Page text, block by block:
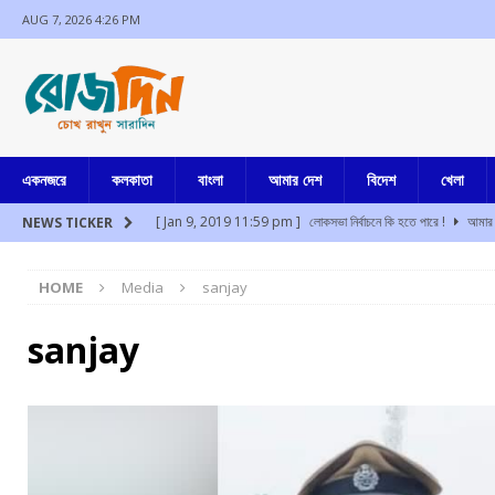
AUG 7, 2026 4:26 PM
একনজরে কলকাতা বাংলা আমার দেশ বিদেশ খেলা
NEWS TICKER [ Jan 9, 2019 11:59 pm ] লোকসভা নির্বাচনে কি হতে পারে !
আমার
[ Aug 7, 2026 1:00 pm ]
[ Aug 7, 2026 12:05 pm ]
অসুস্থ মিঠুন চক্রবর্তীকে দেখতে
চুরির অপবাদে একই পরিবারের ৩ সদস্যকে
HOME Media sanjay
sanjay